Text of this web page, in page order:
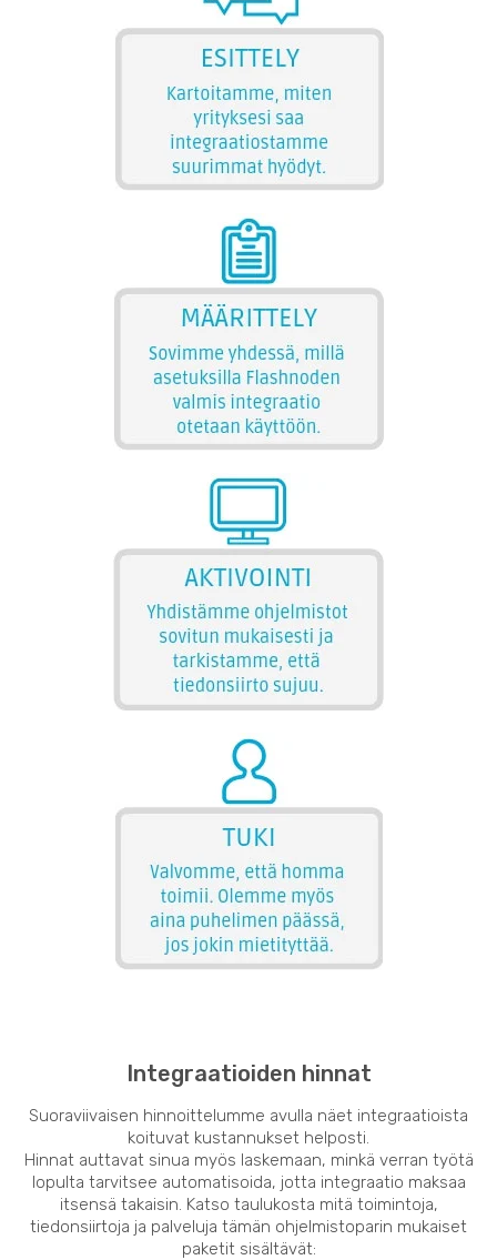
Integraatioiden hinnat
Suoraviivaisen hinnoittelumme avulla näet integraatioista
koituvat kustannukset helposti.
Hinnat auttavat sinua myös laskemaan, minkä verran työtä
lopulta tarvitsee automatisoida, jotta integraatio maksaa
itsensä takaisin. Katso taulukosta mitä toimintoja,
tiedonsiirtoja ja palveluja tämän ohjelmistoparin mukaiset
paketit sisältävät: